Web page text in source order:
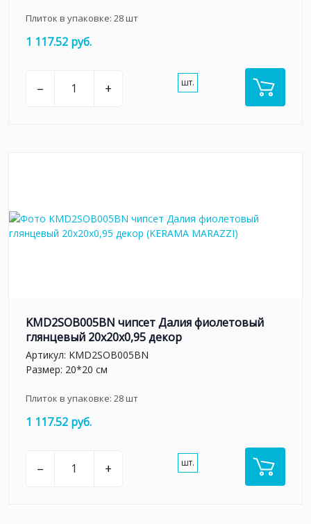
Плиток в упаковке: 28шт
1 117.52 руб.
– + шт.
KMD2SOB005BN чипсет Далия фиолетовый
глянцевый 20x20x0,95 декор
Артикул: KMD2SOB005BN
Размер: 20*20 см
Плиток в упаковке: 28шт
1 117.52 руб.
– + шт.